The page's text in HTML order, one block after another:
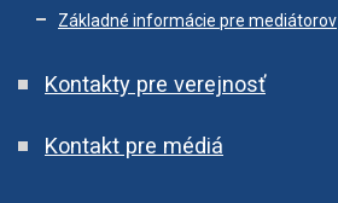
Základné informácie pre mediátorov
Kontakty pre verejnosť
Kontakt pre médiá